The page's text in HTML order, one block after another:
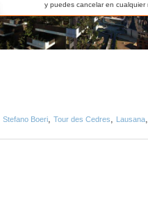
Stefano Boeri, Tour des Cedres, Lausana,
y puedes cancelar en cualquier